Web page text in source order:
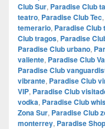
Club Sur, Paradise Club
teatro, Paradise Club Tec,
temerario, Paradise Club
Club tragos, Paradise
Paradise Club urbano,
valiente, Paradise Club
Paradise Club
vibrante, Paradise Club
VIP, Paradise Club
vodka, Paradise Club
Zona Sur, Paradise Club
monterrey, Paradise